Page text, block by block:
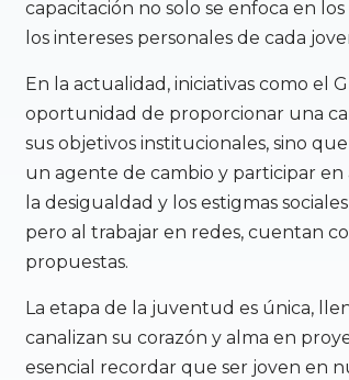
capacitación no solo se enfoca en
los intereses personales de cada
En la actualidad, iniciativas como el
oportunidad de proporcionar una
sus objetivos institucionales, sino
un agente de cambio y participar en
la desigualdad y los estigmas
pero al trabajar en redes, cuentan
propuestas.
La etapa de la juventud es única,
canalizan su corazón y alma en
esencial recordar que ser joven en